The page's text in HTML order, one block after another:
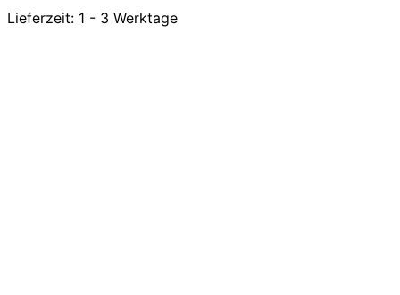
Lieferzeit: 1 - 3 Werktage